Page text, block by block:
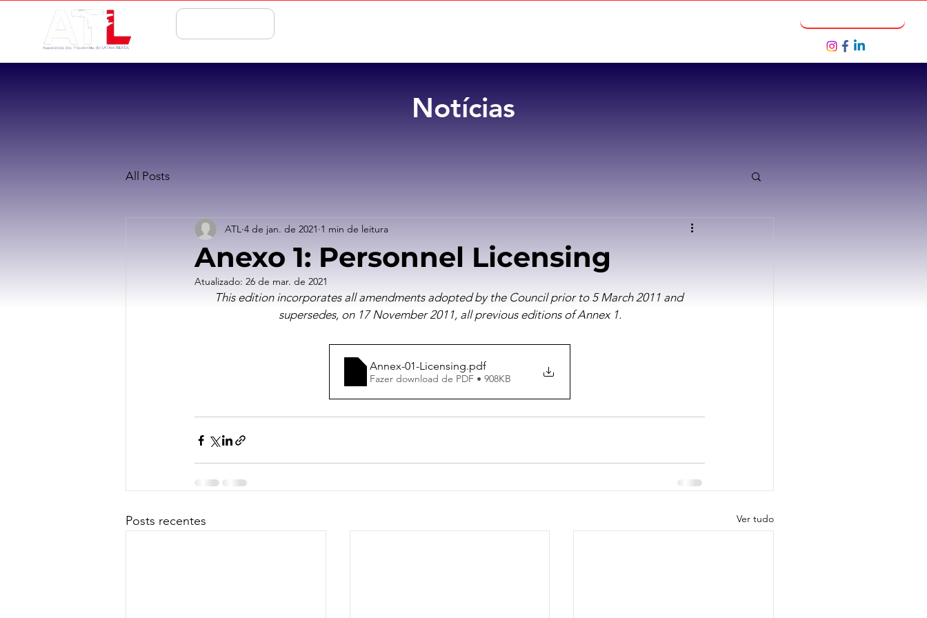
Notícias
All Posts
Anexo 1: Personnel Licensing
ATL 4 de jan. de 2021 1 min de leitura
Atualizado: 26 de mar. de 2021
This edition incorporates all amendments adopted by the Council prior to 5 March 2011 and
supersedes, on 17 November 2011, all previous editions of Annex 1.
Annex-01-Licensing.pdf
Fazer download de PDF • 908KB
Posts recentes Ver tudo